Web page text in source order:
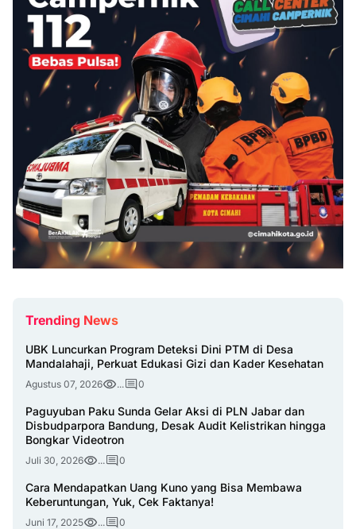
Trending News
UBK Luncurkan Program Deteksi Dini PTM di Desa
Mandalahaji, Perkuat Edukasi Gizi dan Kader Kesehatan
Agustus 07, 2026 ... 0
Paguyuban Paku Sunda Gelar Aksi di PLN Jabar dan
Disbudparpora Bandung, Desak Audit Kelistrikan hingga
Bongkar Videotron
Juli 30, 2026 ... 0
Cara Mendapatkan Uang Kuno yang Bisa Membawa
Keberuntungan, Yuk, Cek Faktanya!
Juni 17, 2025 ... 0